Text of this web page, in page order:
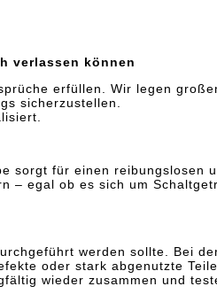
verlassen können
erfüllen. Wir legen
sicherzustellen.
sorgt für einen reibungslosen
egal ob es sich um
werden sollte. Bei
oder stark abgenutzte
wieder zusammen und